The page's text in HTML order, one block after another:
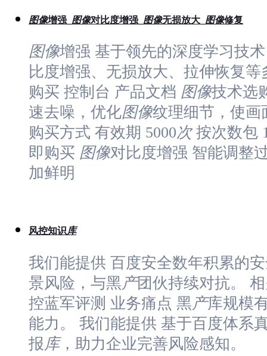
图像增强_ 图像对比度增强_ 图像无损放大_ 图像修复
图像增强 基于领先的深度学习技
比度增强、无损放大、拉伸恢复等
购买 控制台 产品文档 图像技术选
速去噪，优化图像纹理细节，使画
购买方式 有效期 5000次按次数包
即购买 图像对比度增强 智能调整
加鲜明
风控知识库
我们能提供 百度安全数年积累的
景风险，与黑产团伙持续对抗。
控蓝军评测 业务痛点 黑产库规模
能力。 我们能提供 基于百度体系
报库，助力企业完善风险感知。